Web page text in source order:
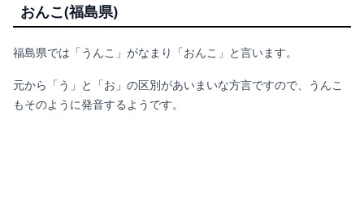
おんこ(福島県)
福島県では「うんこ」がなまり「おんこ」と言います。
元から「う」と「お」の区別があいまいな方言ですので、うんこ
もそのように発音するようです。